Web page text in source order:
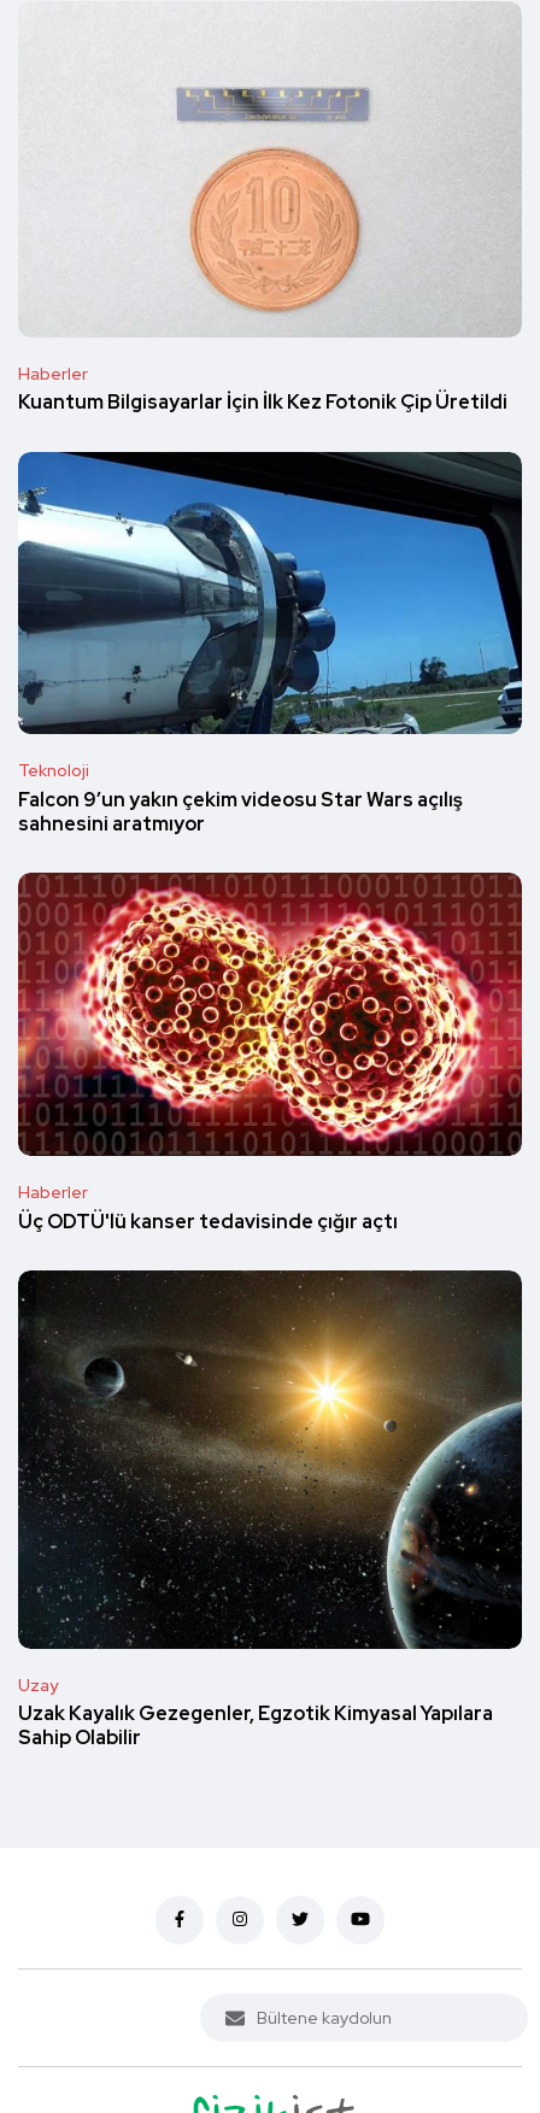
Haberler
Kuantum Bilgisayarlar İçin İlk Kez Fotonik Çip Üretildi
Teknoloji
Falcon 9’un yakın çekim videosu Star Wars açılış
sahnesini aratmıyor
Haberler
Üç ODTÜ'lü kanser tedavisinde çığır açtı
Uzay
Uzak Kayalık Gezegenler, Egzotik Kimyasal Yapılara
Sahip Olabilir